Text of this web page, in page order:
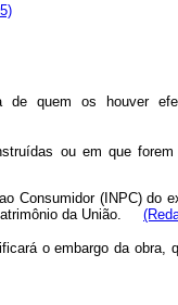
de quem os houver
ou em que
ao Consumidor (INPC) do
da União.
o embargo da obra,